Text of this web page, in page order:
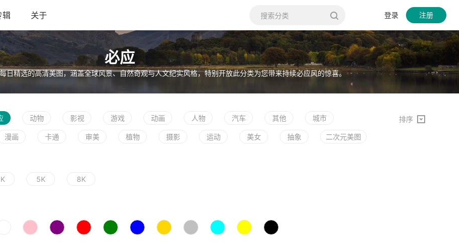
辑 关于 登录 注册
必应
日精选的高清美图，涵盖全球风景、自然奇观与人文纪实风格，特别开放此分类为您带来持续必应风的惊喜。
动物 影视 游戏 动画 人物 汽车 其他 城市
漫画 卡通 审美 植物 摄影 运动 美女 抽象 二次元美图
5K 8K
排序